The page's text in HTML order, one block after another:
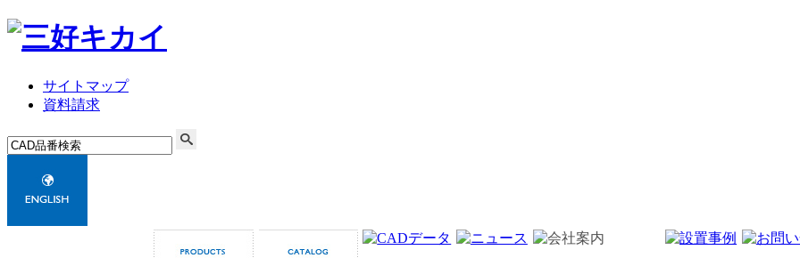
サイトマップ
資料請求